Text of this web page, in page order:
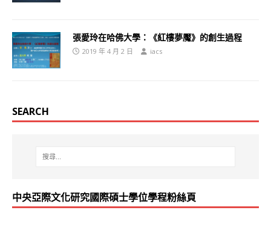
張愛玲在哈佛大學：《紅樓夢魘》的創生過程
2019 年 4 月 2 日 iacs
SEARCH
中央亞際文化研究國際碩士學位學程粉絲頁